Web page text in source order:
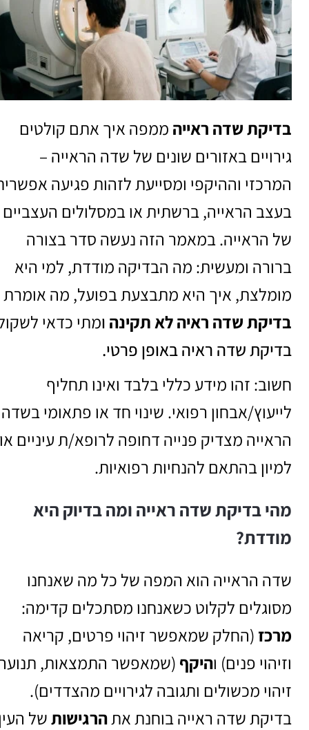
בדיקת שדה ראייה ממפה איך אתם קולטים
גירויים באזורים שונים של שדה הראייה –
המרכזי וההיקפי ומסייעת לזהות פגיעה
בעצב הראייה, ברשתית או במסלולים העצביים
של הראייה. במאמר הזה נעשה סדר בצורה
ברורה ומעשית: מה הבדיקה מודדת, למי היא
מומלצת, איך היא מתבצעת בפועל, מה אומרת
בדיקת שדה ראיה לא תקינה ומתי כדאי
בדיקת שדה ראיה באופן פרטי.
חשוב: זהו מידע כללי בלבד ואינו תחליף
לייעוץ/אבחון רפואי. שינוי חד או פתאומי בשדה
הראייה מצדיק פנייה דחופה לרופא/ת עיניים או
למיון בהתאם להנחיות רפואיות.
מהי בדיקת שדה ראייה ומה בדיוק היא
מודדת?
שדה הראייה הוא המפה של כל מה שאנחנו
מסוגלים לקלוט כשאנחנו מסתכלים קדימה:
מרכז (החלק שמאפשר זיהוי פרטים, קריאה
וזיהוי פנים) והיקף (שמאפשר התמצאות,
זיהוי מכשולים ותגובה לגירויים מהצדדים).
בדיקת שדה ראייה בוחנת אתהרגישותשל